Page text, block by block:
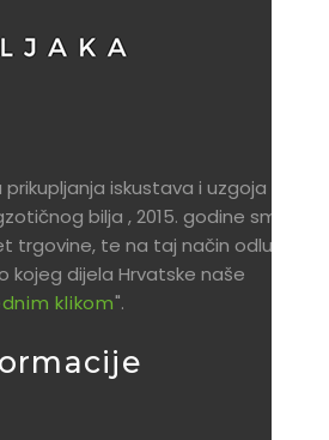
iskustava i uzgoja
bilja , 2015. godine smo
trgovine, te na taj način odlučili
kojeg dijela Hrvatske naše
klikom".